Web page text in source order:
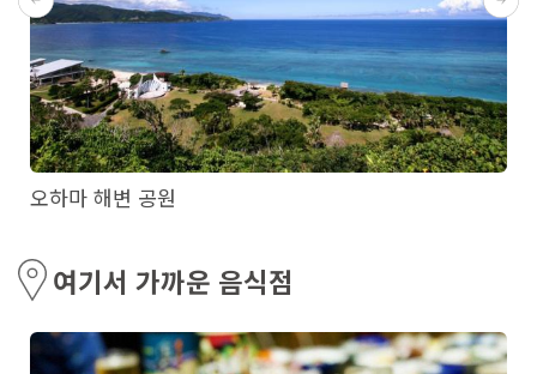
오하마 해변 공원
여기서 가까운 음식점